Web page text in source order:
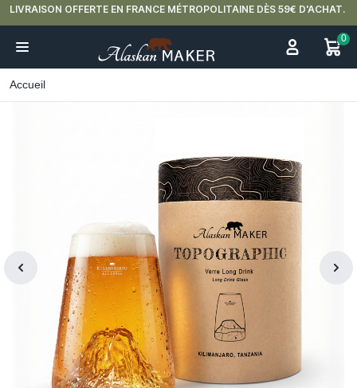
LIVRAISON OFFERTE EN FRANCE MÉTROPOLITAINE DÈS 59€ D'ACHAT.
0
Accueil